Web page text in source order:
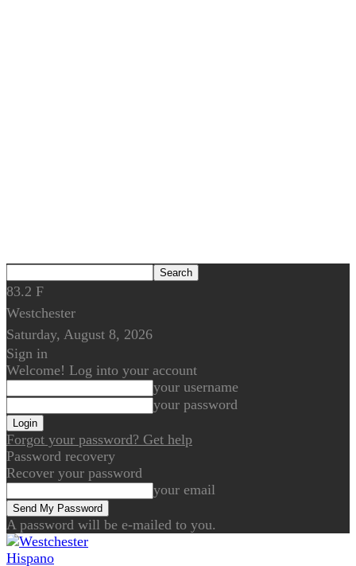
83.2 F
Westchester
Saturday, August 8, 2026
Sign in
Welcome! Log into your account
your username
your password
Forgot your password? Get help
Password recovery
Recover your password
your email
A password will be e-mailed to you.